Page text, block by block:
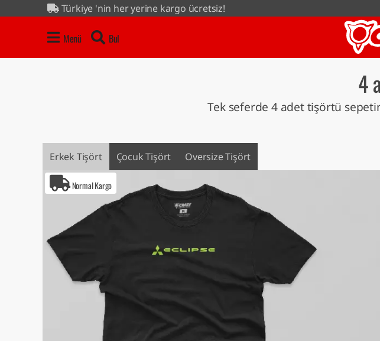
Türkiye 'nin her yerine kargo ücretsiz!
Menü Bul
4
Tek seferde 4 adet tişörtü
Erkek Tişört Çocuk Tişört Oversize Tişört
Normal Kargo